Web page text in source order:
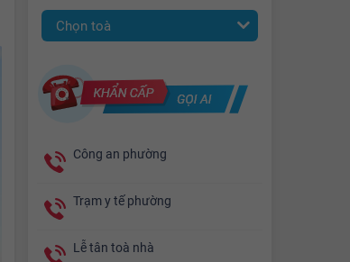
Chọn toà
Công an phường
Trạm y tế phường
Lễ tân toà nhà